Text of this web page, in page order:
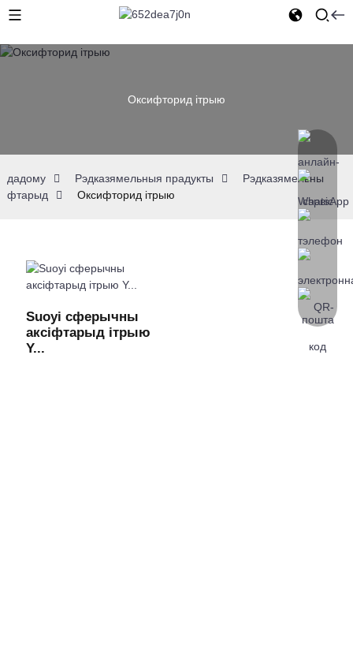
Оксифторид ітрыю
дадому Рэдказямельныя прадукты
Рэдказямельны
фтарыд
Оксифторид ітрыю
Suoyi сферычны
аксіфтарыд ітрыю
Y...